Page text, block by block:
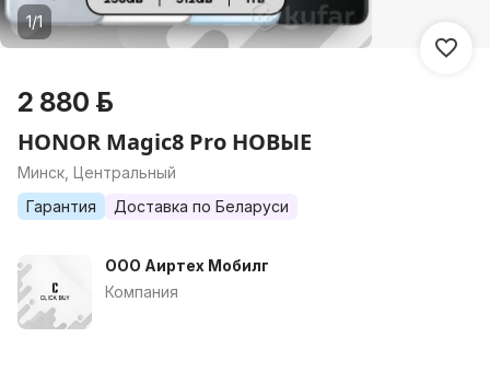
1/1
2 880 р.
HONOR Magic8 Pro НОВЫЕ
Минск, Центральный
Гарантия
Доставка по Беларуси
ООО Аиртех Мобилг
Компания